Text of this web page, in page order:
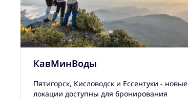
КавМинВоды
Пятигорск, Кисловодск и Ессентуки - новые
локации доступны для бронирования